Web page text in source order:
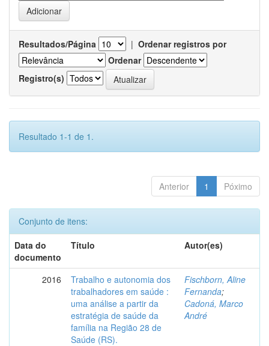
Resultados/Página | Ordenar registros por
Ordenar
Registro(s)
Resultado 1-1 de 1.
Anterior 1 Póximo
Conjunto de itens:
Data do
documento
Título Autor(es)
2016
Trabalho e autonomia dos
trabalhadores em saúde :
uma análise a partir da
estratégia de saúde da
família na Região 28 de
Saúde (RS).
Fischborn, Aline
Fernanda;
Cadoná, Marco
André